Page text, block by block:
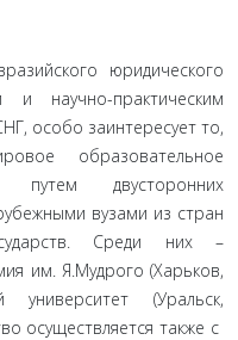
юридического
научно-практическим
особо заинтересует то,
образовательное
путем двусторонних
вузами из стран
Среди них –
им. Я.Мудрого (Харьков,
университет (Уральск,
осуществляется также с